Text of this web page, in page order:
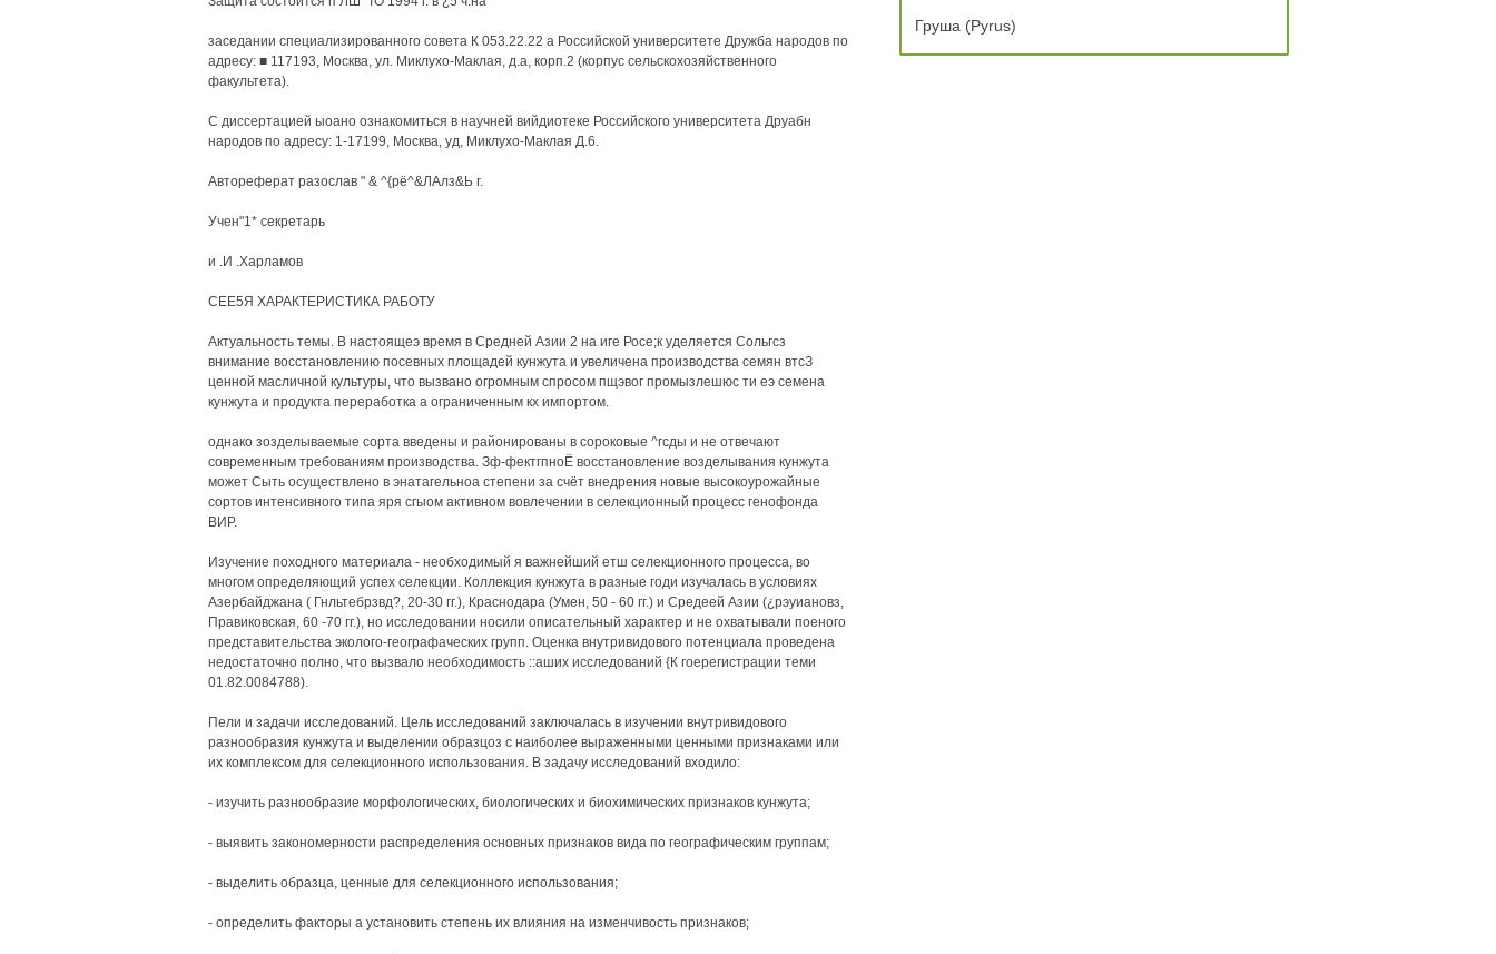
заседании специализированного совета К 053.22.22 а Российской университете Дружба народов по
адресу: ■ 117193, Москва, ул. Миклухо-Маклая, д.а, корп.2 (корпус сельскохозяйственного
факультета).
С диссертацией ыоано ознакомиться в научней вийдиотеке Российского университета Друабн
народов по адресу: 1-17199, Москва, уд, Миклухо-Маклая Д.6.
Автореферат разослав " & ^{рё^&ЛАлз&Ь г.
Учен"1* секретарь
и .И .Харламов
СЕЕ5Я ХАРАКТЕРИСТИКА РАБОТУ
Актуальность темы. В настоящеэ время в Средней Азии 2 на иге Росе;к уделяется Сольгсз
внимание восстановлению посевных площадей кунжута и увеличена производства семян втсЗ
ценной масличной культуры, что вызвано огромным спросом пщэвог промызлешюс ти еэ семена
кунжута и продукта переработка а ограниченным кх импортом.
однако зозделываемые сорта введены и районированы в сороковые ^гсды и не отвечают
современным требованиям производства. Зф-фектгпноЁ восстановление возделывания кунжута
может Сыть осуществлено в энатагельноа степени за счёт внедрения новые высокоурожайные
сортов интенсивного типа яря сгыом активном вовлечении в селекционный процесс генофонда
ВИР.
Изучение походного материала - необходимый я важнейший етш селекционного процесса, во
многом определяющий успех селекции. Коллекция кунжута в разные годи изучалась в условиях
Азербайджана ( Гнльтебрзвд?, 20-30 гг.), Краснодара (Умен, 50 - 60 гг.) и Средеей Азии (¿рэуиановз,
Правиковская, 60 -70 гг.), но исследовании носили описательный характер и не охватывали поеного
представительства эколого-географаческих групп. Оценка внутривидового потенциала проведена
недостаточно полно, что вызвало необходимость ::аших исследований {К гоерегистрации теми
01.82.0084788).
Пели и задачи исследований. Цель исследований заключалась в изучении внутривидового
разнообразия кунжута и выделении образцоз с наиболее выраженными ценными признаками или
их комплексом для селекционного использования. В задачу исследований входило:
- изучить разнообразие морфологических, биологических и биохимических признаков кунжута;
- выявить закономерности распределения основных признаков вида по географическим группам;
- выделить образца, ценные для селекционного использования;
- определить факторы а установить степень их влияния на изменчивость признаков;
Груша (Pyrus)